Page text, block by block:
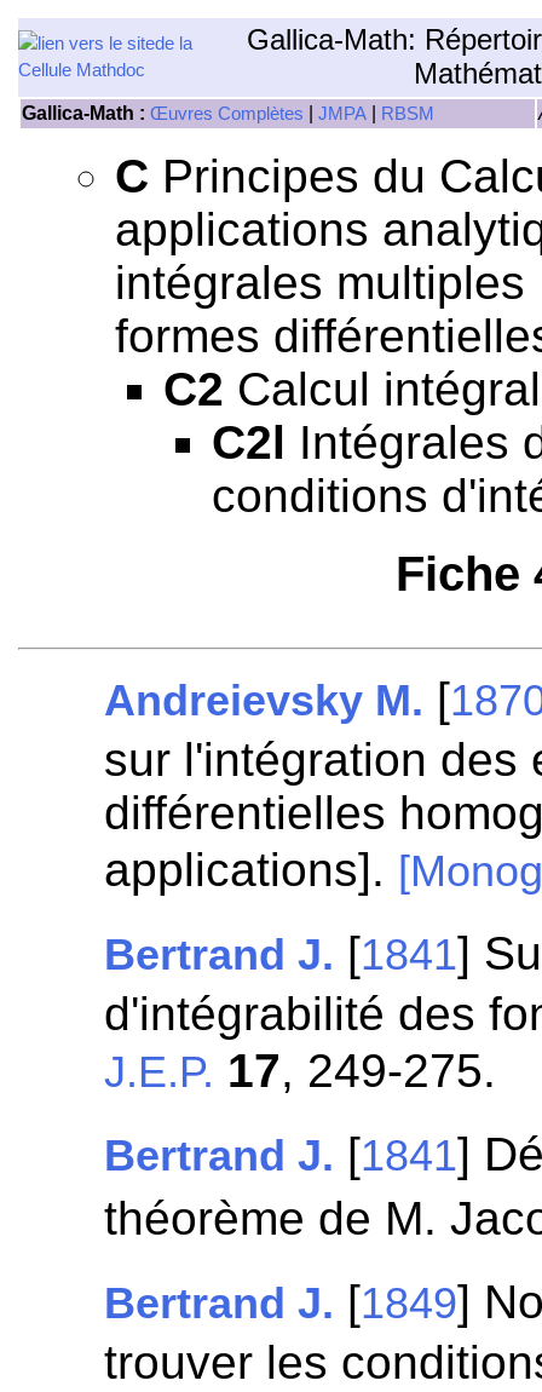
Gallica-Math:
Gallica-Math : Œuvres Complètes JMPA RBSM
C Principes du
applications
intégrales
formes
C2 Calcul
C2l Intégrales
conditions
Fiche
Andreievsky M. [
sur l'intégration des
différentielles
applications].
Bertrand J. [1841]
d'intégrabilité des
J.E.P. 17, 249-275.
Bertrand J. [1841]
théorème de M.
Bertrand J. [1849]
trouver les